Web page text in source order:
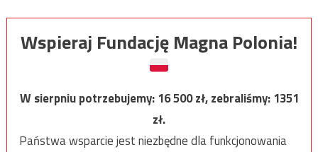
Wspieraj Fundację Magna Polonia!
W sierpniu potrzebujemy:16 500zł, zebraliśmy:1351
zł.
Państwa wsparcie jest niezbędne dla funkcjonowania